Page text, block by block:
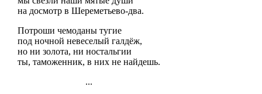
на досмотр в Шереметьево-два.
Потроши чемоданы тугие
под ночной невеселый галдёж,
но ни золота, ни ностальгии
ты, таможенник, в них не найдешь.
...